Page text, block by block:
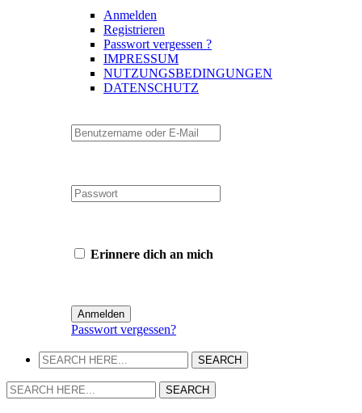
Anmelden
Registrieren
Passwort vergessen ?
IMPRESSUM
NUTZUNGSBEDINGUNGEN
DATENSCHUTZ
Erinnere dich an mich
Passwort vergessen?